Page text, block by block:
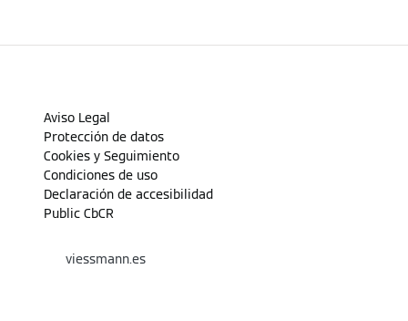
Aviso Legal
Protección de datos
Cookies y Seguimiento
Condiciones de uso
Declaración de accesibilidad
Public CbCR
viessmann.es